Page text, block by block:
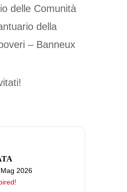
delle Comunità
della
– Banneux
2026